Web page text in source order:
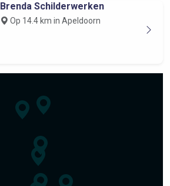
Brenda Schilderwerken
Op 14.4 km in Apeldoorn